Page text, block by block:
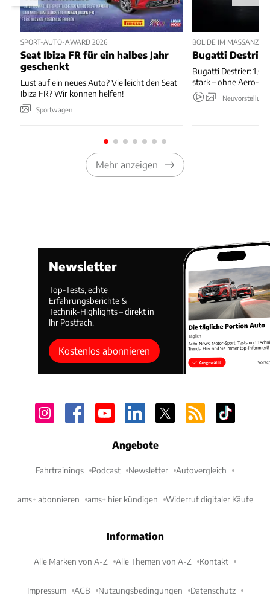
SPORT-AUTO-AWARD 2026
Seat Ibiza FR für ein halbes Jahr
geschenkt
Lust auf ein neues Auto? Vielleicht den Seat
Ibiza FR? Wir können helfen!
Sportwagen
BOLIDE IM MASSANZUG
Bugatti
Bugatti Destrier: 1,00
stark – ohne Aero-
Mehr anzeigen
Newsletter
Top-Tests, echte
Erfahrungsberichte &
Technik-Highlights – direkt in
Ihr Postfach.
Kostenlos abonnieren
Angebote
Fahrtrainings Podcast Newsletter Autovergleich
ams+ abonnieren ams+ hier kündigen Widerruf digitaler Käufe
Information
Alle Marken von A-Z Alle Themen von A-Z Kontakt
Impressum AGB Nutzungsbedingungen Datenschutz